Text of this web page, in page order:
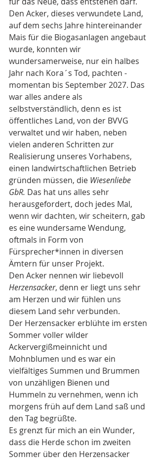
Den Acker, dieses verwundete Land,
auf dem sechs Jahre hintereinander
Mais für die Biogasanlagen angebaut
wurde, konnten wir
wundersamerweise, nur ein halbes
Jahr nach Kora´s Tod, pachten -
momentan bis September 2027. Das
war alles andere als
selbstverständlich, denn es ist
öffentliches Land, von der BVVG
verwaltet und wir haben, neben
vielen anderen Schritten zur
Realisierung unseres Vorhabens,
einen landwirtschaftlichen Betrieb
gründen müssen, die Wiesenliebe
GbR. Das hat uns alles sehr
herausgefordert, doch jedes Mal,
wenn wir dachten, wir scheitern, gab
es eine wundersame Wendung,
oftmals in Form von
Fürsprecher*innen in diversen
Ämtern für unser Projekt.
Den Acker nennen wir liebevoll
Herzensacker, denn er liegt uns sehr
am Herzen und wir fühlen uns
diesem Land sehr verbunden.
Der Herzensacker erblühte im ersten
Sommer voller wilder
Ackervergißmeinnicht und
Mohnblumen und es war ein
vielfältiges Summen und Brummen
von unzähligen Bienen und
Hummeln zu vernehmen, wenn ich
morgens früh auf dem Land saß und
den Tag begrüßte.
Es grenzt für mich an ein Wunder,
dass die Herde schon im zweiten
Sommer über den Herzensacker